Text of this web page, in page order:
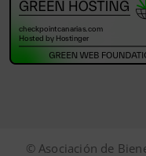
© Asociación de